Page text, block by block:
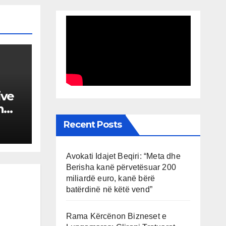
Recent Posts
Avokati Idajet Beqiri: “Meta dhe
Berisha kanë përvetësuar 200
miliardë euro, kanë bërë
batërdinë në këtë vend”
Rama Kërcënon Bizneset e